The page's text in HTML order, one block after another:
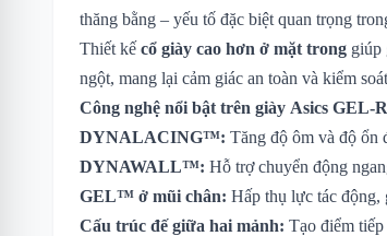
thăng bằng – yếu tố đặc biệt quan trọng
Thiết kế cổ giày cao hơn ở mặt trong giúp
ngột, mang lại cảm giác an toàn và kiểm
Công nghệ nổi bật trên giày Asics
DYNALACING™: Tăng độ ôm và độ ổn
DYNAWALL™: Hỗ trợ chuyển động
GEL™ ở mũi chân: Hấp thụ lực tác động,
Cấu trúc đế giữa hai mảnh: Tạo điểm